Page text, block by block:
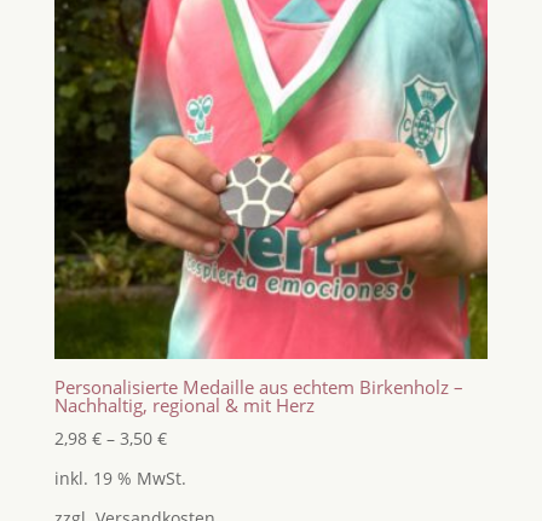
Personalisierte Medaille aus echtem Birkenholz –
Nachhaltig, regional & mit Herz
2,98 €– 3,50 €
inkl. 19 % MwSt.